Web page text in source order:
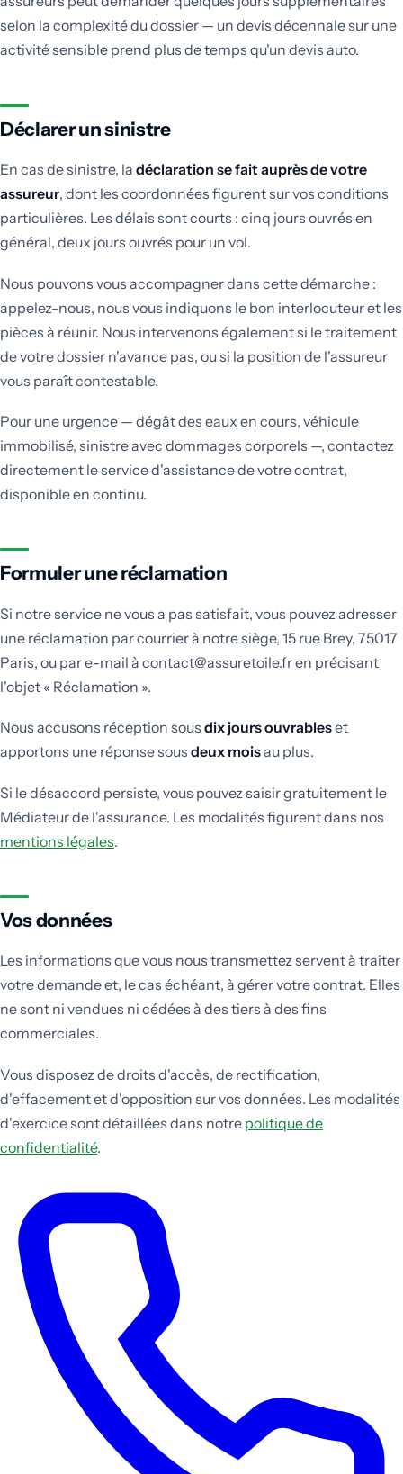
selon la complexité du dossier — un devis décennale sur une
activité sensible prend plus de temps qu'un devis auto.
Déclarer un sinistre
En cas de sinistre, la déclaration se fait auprès de votre
assureur, dont les coordonnées figurent sur vos conditions
particulières. Les délais sont courts : cinq jours ouvrés en
général, deux jours ouvrés pour un vol.
Nous pouvons vous accompagner dans cette démarche :
appelez-nous, nous vous indiquons le bon interlocuteur et les
pièces à réunir. Nous intervenons également si le traitement
de votre dossier n'avance pas, ou si la position de l'assureur
vous paraît contestable.
Pour une urgence — dégât des eaux en cours, véhicule
immobilisé, sinistre avec dommages corporels —, contactez
directement le service d'assistance de votre contrat,
disponible en continu.
Formuler une réclamation
Si notre service ne vous a pas satisfait, vous pouvez adresser
une réclamation par courrier à notre siège, 15 rue Brey, 75017
Paris, ou par e-mail à contact@assuretoile.fr en précisant
l'objet « Réclamation ».
Nous accusons réception sous dix jours ouvrableset
apportons une réponse sous deux moisau plus.
Si le désaccord persiste, vous pouvez saisir gratuitement le
Médiateur de l'assurance. Les modalités figurent dans nos
mentions légales.
Vos données
Les informations que vous nous transmettez servent à traiter
votre demande et, le cas échéant, à gérer votre contrat. Elles
ne sont ni vendues ni cédées à des tiers à des fins
commerciales.
Vous disposez de droits d'accès, de rectification,
d'effacement et d'opposition sur vos données. Les modalités
d'exercice sont détaillées dans notre politique de
confidentialité.